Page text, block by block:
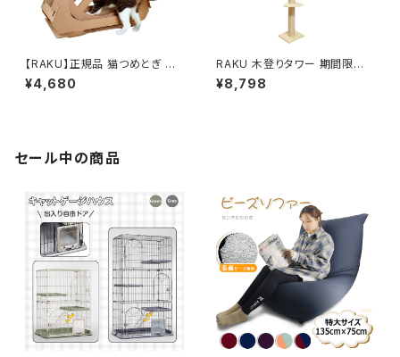
【RAKU】正規品 猫つめとぎ 観
覧車 段ボール キャットホイール
子猫向け 回し車 サイレントホイ
本語説明書
¥4,680
RAKU 木登りタワー 期間限定
宇宙船ハンモック付き シングル
キャットタワー 突っ張り 猫タワ
太い支柱 猫ツリー 安定性良い
猫ちゃんタワー キャットポール
猫たわー 多頭飼い ねこ 猫 キャ
ット ネコ タワー ポール ペット用
品 ペットグッズ
¥8,798
セール中の商品